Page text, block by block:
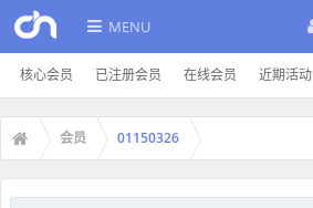
MENU
核心会员 已注册会员 在线会员 近期活动
会员 01150326